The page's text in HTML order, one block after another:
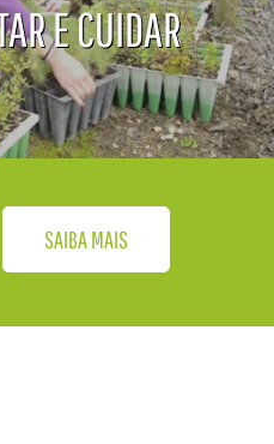
E CUIDAR
SAIBA MAIS